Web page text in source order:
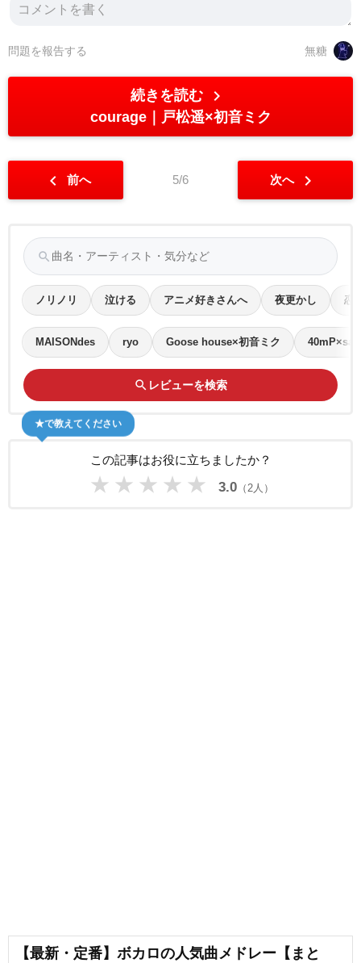
無糖
問題を報告する
続きを読む chevron_right
courage 戸松遥×初音ミク
chevron_left 前へ 5/6 次へ chevron_right
search
ノリノリ 泣ける アニメ好きさんへ 夜更かし 恋
MAISONdes ryo Goose house×初音ミク
search レビューを検索
この記事はお役に立ちましたか？
★ ★ ★ ★ ★ 3.0（2人）
★で教えてください
【最新・定番】ボカロの人気曲メドレー【まと